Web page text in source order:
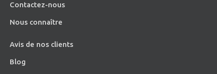
Contactez-nous
Nous connaître
Avis de nos clients
Blog